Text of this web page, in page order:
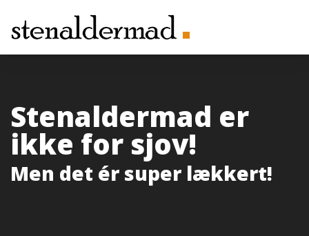
Stenaldermad er
ikke for sjov!
Men det ér super lækkert!